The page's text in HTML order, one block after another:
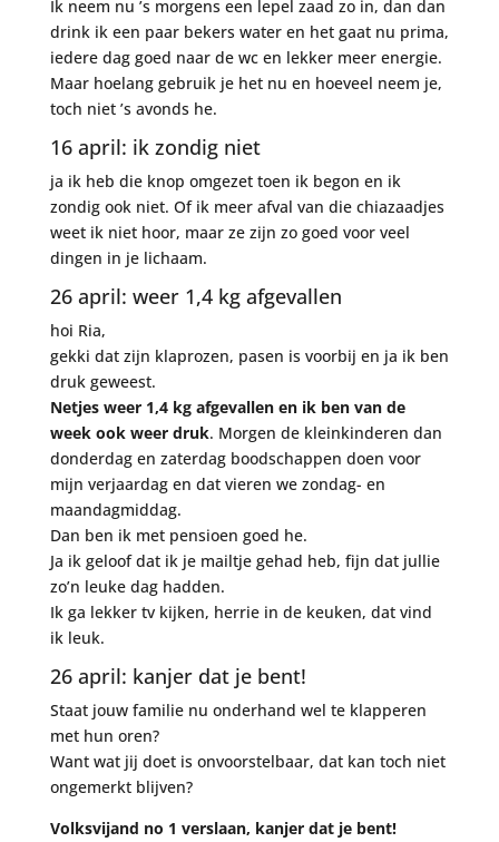
Ik neem nu ’s morgens een lepel zaad zo in, dan dan
drink ik een paar bekers water en het gaat nu prima,
iedere dag goed naar de wc en lekker meer energie.
Maar hoelang gebruik je het nu en hoeveel neem je,
toch niet ’s avonds he.
16 april: ik zondig niet
ja ik heb die knop omgezet toen ik begon en ik
zondig ook niet. Of ik meer afval van die chiazaadjes
weet ik niet hoor, maar ze zijn zo goed voor veel
dingen in je lichaam.
26 april: weer 1,4 kg afgevallen
hoi Ria,
gekki dat zijn klaprozen, pasen is voorbij en ja ik ben
druk geweest.
Netjes weer 1,4 kg afgevallen en ik ben van de
week ook weer druk. Morgen de kleinkinderen dan
donderdag en zaterdag boodschappen doen voor
mijn verjaardag en dat vieren we zondag- en
maandagmiddag.
Dan ben ik met pensioen goed he.
Ja ik geloof dat ik je mailtje gehad heb, fijn dat jullie
zo’n leuke dag hadden.
Ik ga lekker tv kijken, herrie in de keuken, dat vind
ik leuk.
26 april: kanjer dat je bent!
Staat jouw familie nu onderhand wel te klapperen
met hun oren?
Want wat jij doet is onvoorstelbaar, dat kan toch niet
ongemerkt blijven?
Volksvijand no 1 verslaan, kanjer dat je bent!